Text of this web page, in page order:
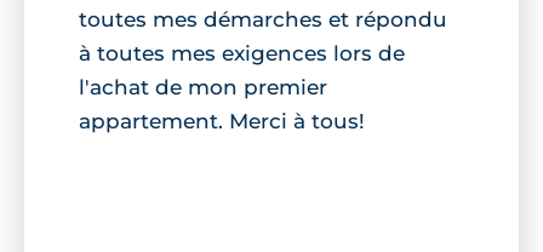
toutes mes démarches et répondu
à toutes mes exigences lors de
l'achat de mon premier
appartement. Merci à tous!